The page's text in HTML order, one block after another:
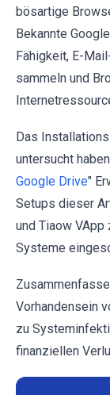
bösartige
Bekannte
Fähigkeit, E-
sammeln und
Das
untersucht
Google Drive"
Setups dieser
und Tiaow VApp
Systeme
Vorhandensein
zu
finanziellen